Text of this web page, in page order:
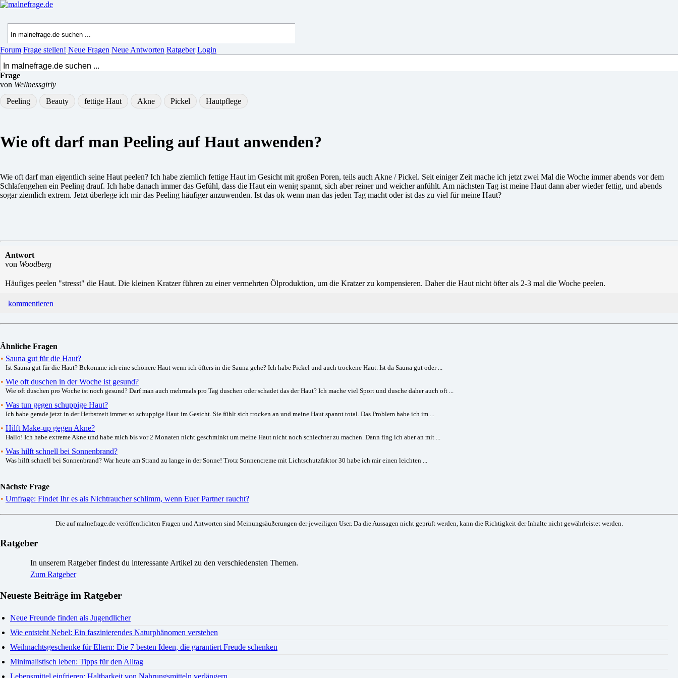
Forum Frage stellen! Neue Fragen Neue Antworten Ratgeber Login
Frage
von Wellnessgirly
Peeling
Beauty fettige Haut Akne Pickel Hautpflege
Wie oft darf man Peeling auf Haut anwenden?
Wie oft darf man eigentlich seine Haut peelen? Ich habe ziemlich fettige Haut im Gesicht mit großen Poren, teils auch Akne / Pickel. Seit einiger Zeit mache ich jetzt zwei Mal die Woche immer abends vor dem
Schlafengehen ein Peeling drauf. Ich habe danach immer das Gefühl, dass die Haut ein wenig spannt, sich aber reiner und weicher anfühlt. Am nächsten Tag ist meine Haut dann aber wieder fettig, und abends
sogar ziemlich extrem. Jetzt überlege ich mir das Peeling häufiger anzuwenden. Ist das ok wenn man das jeden Tag macht oder ist das zu viel für meine Haut?
Antwort
von Woodberg
Häufiges peelen "stresst" die Haut. Die kleinen Kratzer führen zu einer vermehrten Ölproduktion, um die Kratzer zu kompensieren. Daher die Haut nicht öfter als 2-3 mal die Woche peelen.
kommentieren
Ähnliche Fragen
• Sauna gut für die Haut?
Ist Sauna gut für die Haut? Bekomme ich eine schönere Haut wenn ich öfters in die Sauna gehe? Ich habe Pickel und auch trockene Haut. Ist da Sauna gut oder ...
• Wie oft duschen in der Woche ist gesund?
Wie oft duschen pro Woche ist noch gesund? Darf man auch mehrmals pro Tag duschen oder schadet das der Haut? Ich mache viel Sport und dusche daher auch oft ...
• Was tun gegen schuppige Haut?
Ich habe gerade jetzt in der Herbstzeit immer so schuppige Haut im Gesicht. Sie fühlt sich trocken an und meine Haut spannt total. Das Problem habe ich im ...
• Hilft Make-up gegen Akne?
Hallo! Ich habe extreme Akne und habe mich bis vor 2 Monaten nicht geschminkt um meine Haut nicht noch schlechter zu machen. Dann fing ich aber an mit ...
• Was hilft schnell bei Sonnenbrand?
Was hilft schnell bei Sonnenbrand? War heute am Strand zu lange in der Sonne! Trotz Sonnencreme mit Lichtschutzfaktor 30 habe ich mir einen leichten ...
Nächste Frage
• Umfrage: Findet Ihr es als Nichtraucher schlimm, wenn Euer Partner raucht?
Die auf malnefrage.de veröffentlichten Fragen und Antworten sind Meinungsäußerungen der jeweiligen User. Da die Aussagen nicht geprüft werden, kann die Richtigkeit der Inhalte nicht gewährleistet werden.
Ratgeber
In unserem Ratgeber findest du interessante Artikel zu den verschiedensten Themen.
Zum Ratgeber
Neueste Beiträge im Ratgeber
Neue Freunde finden als Jugendlicher
Wie entsteht Nebel: Ein faszinierendes Naturphänomen verstehen
Weihnachtsgeschenke für Eltern: Die 7 besten Ideen, die garantiert Freude schenken
Minimalistisch leben: Tipps für den Alltag
Lebensmittel einfrieren: Haltbarkeit von Nahrungsmitteln verlängern